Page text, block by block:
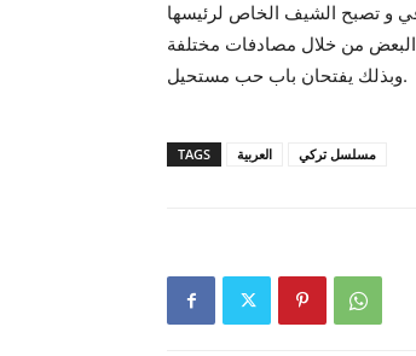
و تصبح الشيف الخاص لرئيسها
البعض من خلال مصادفات مختلفة
وبذلك يفتحان باب حب مستحيل.
TAGS العربية مسلسل تركي